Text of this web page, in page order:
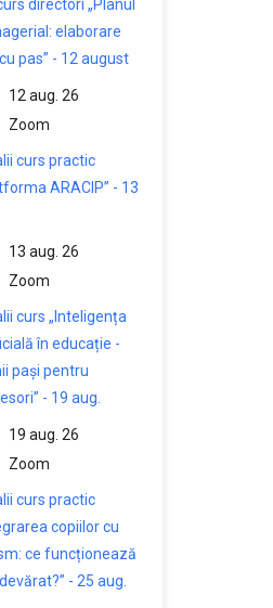
directori „Planul
elaborare
pas” - 12 august
12 aug. 26
Zoom
curs practic
ARACIP” - 13
13 aug. 26
Zoom
curs „Inteligența
în educație -
pași pentru
- 19 aug.
19 aug. 26
Zoom
curs practic
copiilor cu
ce funcționează
- 25 aug.